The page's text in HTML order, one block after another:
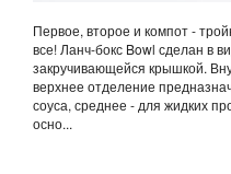
Первое, второе и компот -
все! Ланч-бокс Bowl сделан в
закручивающейся крышкой.
верхнее отделение
соуса, среднее - для жидких
осно...